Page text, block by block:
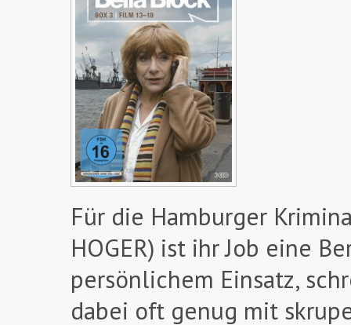
Für die Hamburger
HOGER) ist ihr Job eine
persönlichem Einsatz,
dabei oft genug mit